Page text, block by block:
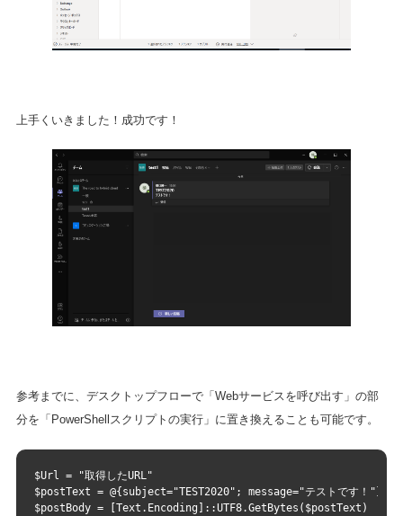
上手くいきました！成功です！
参考までに、デスクトップフローで「Webサービスを呼び出す」の部
分を「PowerShellスクリプトの実行」に置き換えることも可能です。
$Url = "取得したURL"
$postText = @{subject="TEST2020"; message="テストです！"} |
$postBody = [Text.Encoding]::UTF8.GetBytes($postText)